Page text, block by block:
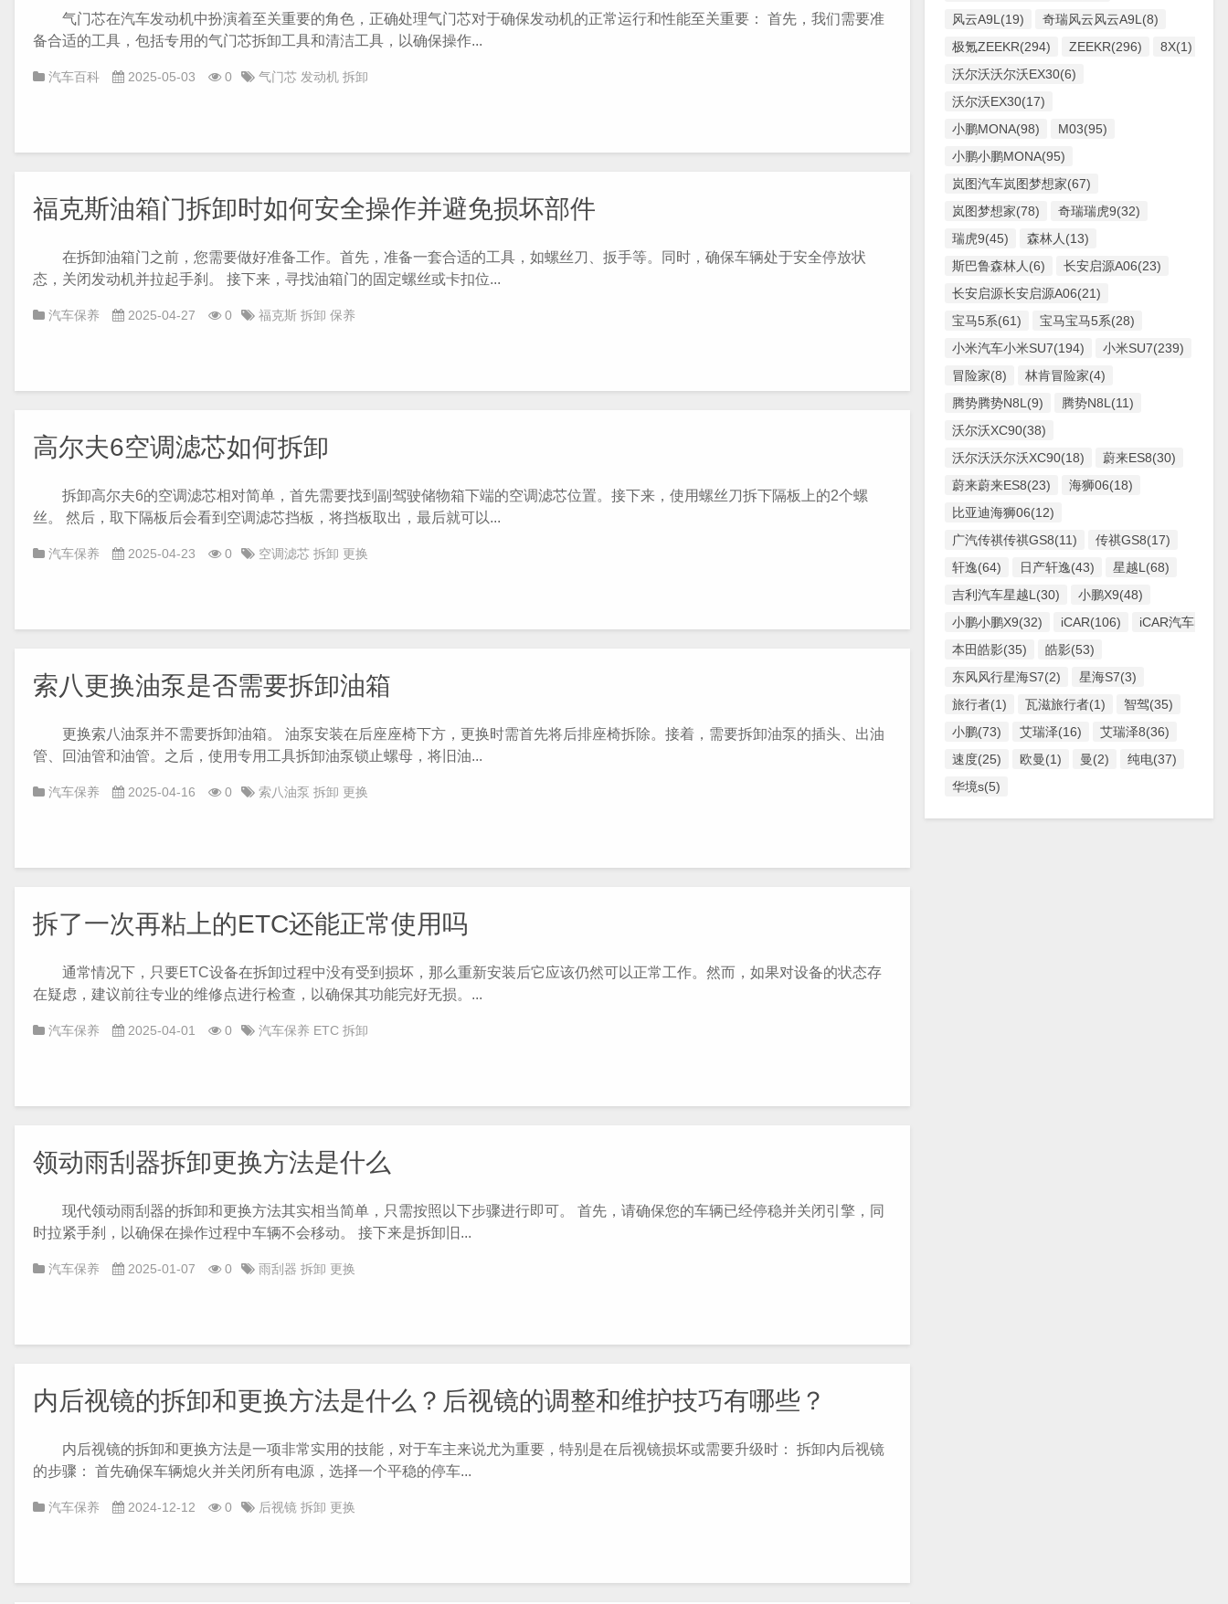
气门芯在汽车发动机中扮演着至关重要的角色，正确处理气门芯对于确保发动机的正常运行和性能至关重要： 首先，我们需要准
备合适的工具，包括专用的气门芯拆卸工具和清洁工具，以确保操作...
汽车百科 2025-05-03 0 气门芯 发动机 拆卸
福克斯油箱门拆卸时如何安全操作并避免损坏部件
在拆卸油箱门之前，您需要做好准备工作。首先，准备一套合适的工具，如螺丝刀、扳手等。同时，确保车辆处于安全停放状
态，关闭发动机并拉起手刹。 接下来，寻找油箱门的固定螺丝或卡扣位...
汽车保养 2025-04-27 0 福克斯 拆卸 保养
高尔夫6空调滤芯如何拆卸
拆卸高尔夫6的空调滤芯相对简单，首先需要找到副驾驶储物箱下端的空调滤芯位置。接下来，使用螺丝刀拆下隔板上的2个螺
丝。 然后，取下隔板后会看到空调滤芯挡板，将挡板取出，最后就可以...
汽车保养 2025-04-23 0 空调滤芯 拆卸 更换
索八更换油泵是否需要拆卸油箱
更换索八油泵并不需要拆卸油箱。 油泵安装在后座座椅下方，更换时需首先将后排座椅拆除。接着，需要拆卸油泵的插头、出油
管、回油管和油管。之后，使用专用工具拆卸油泵锁止螺母，将旧油...
汽车保养 2025-04-16 0 索八油泵 拆卸 更换
拆了一次再粘上的ETC还能正常使用吗
通常情况下，只要ETC设备在拆卸过程中没有受到损坏，那么重新安装后它应该仍然可以正常工作。然而，如果对设备的状态存
在疑虑，建议前往专业的维修点进行检查，以确保其功能完好无损。...
汽车保养 2025-04-01 0 汽车保养 ETC 拆卸
领动雨刮器拆卸更换方法是什么
现代领动雨刮器的拆卸和更换方法其实相当简单，只需按照以下步骤进行即可。 首先，请确保您的车辆已经停稳并关闭引擎，同
时拉紧手刹，以确保在操作过程中车辆不会移动。 接下来是拆卸旧...
汽车保养 2025-01-07 0 雨刮器 拆卸 更换
内后视镜的拆卸和更换方法是什么？后视镜的调整和维护技巧有哪些？
内后视镜的拆卸和更换方法是一项非常实用的技能，对于车主来说尤为重要，特别是在后视镜损坏或需要升级时： 拆卸内后视镜
的步骤： 首先确保车辆熄火并关闭所有电源，选择一个平稳的停车...
汽车保养 2024-12-12 0 后视镜 拆卸 更换
风云A9L(19)
奇瑞风云风云A9L(8)
极氪ZEEKR(294)
ZEEKR(296)
8X(1)
沃尔沃沃尔沃EX30(6)
沃尔沃EX30(17)
小鹏MONA(98)
M03(95)
小鹏小鹏MONA(95)
岚图汽车岚图梦想家(67)
岚图梦想家(78)
奇瑞瑞虎9(32)
瑞虎9(45)
森林人(13)
斯巴鲁森林人(6)
长安启源A06(23)
长安启源长安启源A06(21)
宝马5系(61)
宝马宝马5系(28)
小米汽车小米SU7(194)
小米SU7(239)
冒险家(8)
林肯冒险家(4)
腾势腾势N8L(9)
腾势N8L(11)
沃尔沃XC90(38)
沃尔沃沃尔沃XC90(18)
蔚来ES8(30)
蔚来蔚来ES8(23)
海狮06(18)
比亚迪海狮06(12)
广汽传祺传祺GS8(11)
传祺GS8(17)
轩逸(64)
日产轩逸(43)
星越L(68)
吉利汽车星越L(30)
小鹏X9(48)
小鹏小鹏X9(32)
iCAR(106)
iCAR汽车
本田皓影(35)
皓影(53)
东风风行星海S7(2)
星海S7(3)
旅行者(1)
瓦滋旅行者(1)
智驾(35)
小鹏(73)
艾瑞泽(16)
艾瑞泽8(36)
速度(25)
欧曼(1) 曼(2)
纯电(37)
华境s(5)